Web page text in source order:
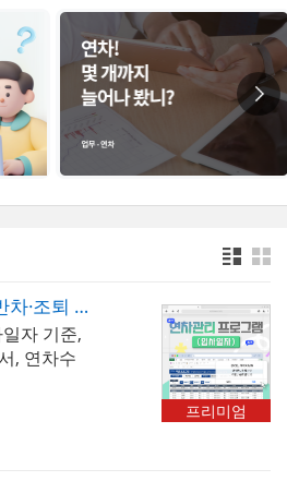
연차관리 프로그램 (반반차·조퇴 및 공휴일 반영, 입사일자 기준, 연차입력, 연차사용내역서, 연차수당 정산서)
자 기준,
, 연차수
관리 프
으로 연
여 근로
리할 수
프리미엄